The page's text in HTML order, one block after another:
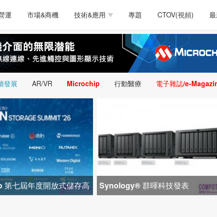
測試量測
軟體/工具 醫療電子
人工智慧 安防監控
運 市場&商機 技術&應用
電源技術
醫療電子 通訊&網路
類比技術 LED/照明技術 微
嵌入技術
智慧型視覺影像/監
控技術
專題 CTOV(視頻)
測試量測 通訊/網路
軟體/工具 醫療電子
人工智慧 安防監控
智慧設計
醫療電子 通訊&網路 介
類比技術 LED/照明技術 微
嵌入技術 感測技術 量
智慧型視覺影像/監
發展 AR/VR Microchip 行動醫療 電子雜誌/e-
七屆年度開放式儲存高
Synology® 群暉科技發表